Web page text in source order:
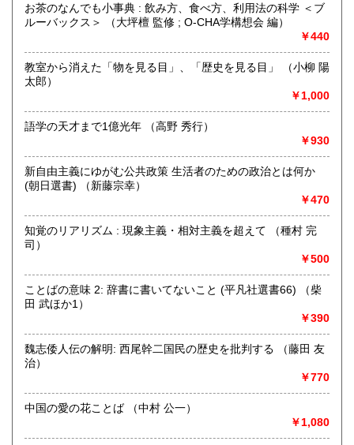
沖縄県 300円
沿線名：伯備線・桃太郎線(吉備線)
最寄駅：総社駅
定休日：年中無休
書籍の買取について
不死鳥BOOKSでは、書籍だけでなくCD、DVD、レコード、
ゲーム、おもちゃ、骨董品まであらゆるものの買い取りがで
きます。店主が、日本全国買取にお伺いいたします。お気軽
取り扱い分野
国書、サブカルチャー、古書一般（その他）
オールジャンル
お茶のなんでも小事典 : 飲み方、食べ方、利用法の科学 ＜ブ
ルーバックス＞ （大坪檀 監修 ; O-CHA学構想会 編）
￥440
教室から消えた「物を見る目」、「歴史を見る目」 （小柳 陽
太郎）
￥1,000
語学の天才まで1億光年 （高野 秀行）
￥930
新自由主義にゆがむ公共政策 生活者のための政治とは何か
(朝日選書) （新藤宗幸）
￥470
知覚のリアリズム : 現象主義・相対主義を超えて （種村 完
司）
￥500
ことばの意味 2: 辞書に書いてないこと (平凡社選書66) （柴
田 武ほか1）
￥390
魏志倭人伝の解明: 西尾幹二国民の歴史を批判する （藤田 友
治）
￥770
中国の愛の花ことば （中村 公一）
￥1,080